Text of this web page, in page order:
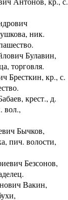
ник.
Булавин,
торговля.
Бресткин, кр., с.
крест., д.
вол.,
Бычков,
пич. волости,
Безсонов,
Вакин,